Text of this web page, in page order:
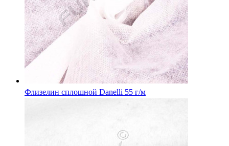
Флизелин сплошной Danelli 55 г/м